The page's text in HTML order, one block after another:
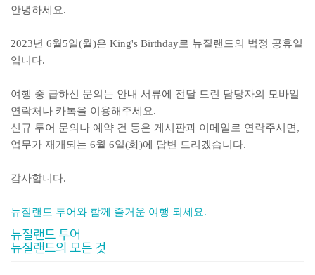
안녕하세요.
2023년 6월5일(월)은 King's Birthday로 뉴질랜드의 법정 공휴일
입니다.
여행 중 급하신 문의는 안내 서류에 전달 드린 담당자의 모바일
연락처나 카톡을 이용해주세요.
신규 투어 문의나 예약 건 등은 게시판과 이메일로 연락주시면,
업무가 재개되는 6월 6일(화)에 답변 드리겠습니다.
감사합니다.
뉴질랜드 투어와 함께 즐거운 여행 되세요.
뉴질랜드 투어
뉴질랜드의 모든 것